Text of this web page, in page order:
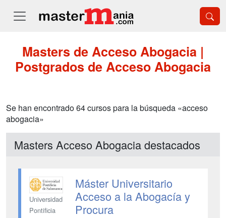
Masters de Acceso Abogacia |
Postgrados de Acceso Abogacia
Se han encontrado 64 cursos para la búsqueda «acceso
abogacia»
Masters Acceso Abogacia destacados
Universidad
Pontificia
Máster Universitario
Acceso a la Abogacía y
Procura